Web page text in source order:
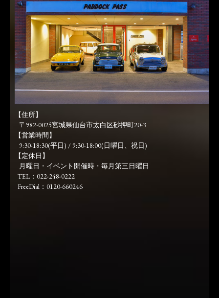
【住所】
〒982-0025宮城県仙台市太白区砂押町20-3
【営業時間】
9:30-18:30(平日) / 9:30-18:00(日曜日、祝日)
【定休日】
月曜日・イベント開催時・毎月第三日曜日
TEL：022-248-0222
FreeDial：0120-660246